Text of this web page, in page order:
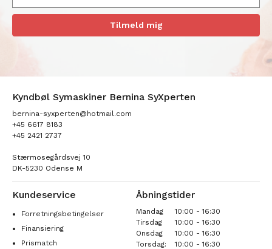
Tilmeld mig
Kyndbøl Symaskiner Bernina SyXperten
bernina-syxperten@hotmail.com
+45 6617 8183
+45 2421 2737
Stærmosegårdsvej 10
DK-5230 Odense M
Kundeservice
Forretningsbetingelser
Finansiering
Prismatch
Åbningstider
Mandag
10:00 - 16:30
Tirsdag
10:00 - 16:30
Onsdag
10:00 - 16:30
Torsdag:
10:00 - 16:30